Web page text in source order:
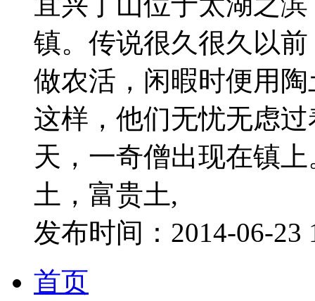
镇。传说很久很久以
做农活，闲暇时便用
这样，他们无忧无虑
天，一奇僧出现在镇
土，富贵土,
发布时间：2014-06-
首页